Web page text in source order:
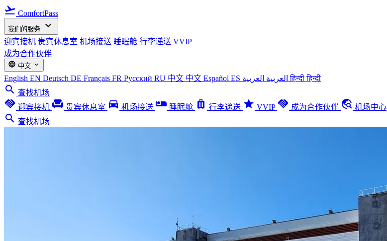
flight_takeoff ComfortPass
我们的服务 expand_more
迎宾接机 贵宾休息室 机场接送 睡眠舱 行李递送 VVIP
成为合作伙伴
language 中文 expand_more
English EN Deutsch DE Français FR Русский RU 中文 中文 Español ES العربية العربية हिन्दीहिन्दी
search 查找机场
handshake 迎宾接机 chair 贵宾休息室 directions_car 机场接送 airline_seat_individual_suite 睡眠舱 luggage 行李递送 star VVIP handshake 成为合作伙伴 travel_explore 机场中心
search 查找机场